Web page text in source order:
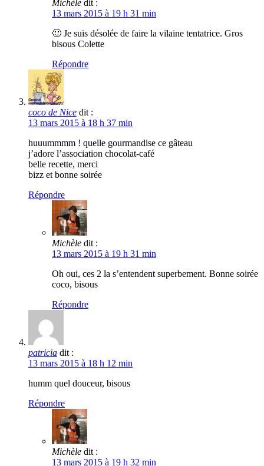
Michèle dit :
13 mars 2015 à 19 h 31 min
🙂 Je suis désolée de faire la vilaine tentatrice. Gros
bisous Colette
Répondre
coco de Nice dit :
13 mars 2015 à 18 h 37 min
huuummmm ! quelle gourmandise ce gâteau
j’adore l’association chocolat-café
belle recette, merci
bizz et bonne soirée
Répondre
Michèle dit :
13 mars 2015 à 19 h 31 min
Oh oui, ces 2 la s’entendent superbement. Bonne soirée
coco, bisous
Répondre
patricia dit :
13 mars 2015 à 18 h 12 min
humm quel douceur, bisous
Répondre
Michèle dit :
13 mars 2015 à 19 h 32 min